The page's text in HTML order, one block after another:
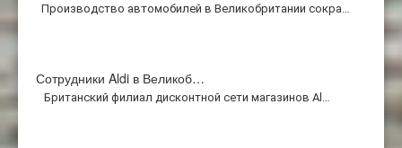
Производство автомобилей в Великобритании сокра…
Сотрудники Aldi в Великоб…
Британский филиал дисконтной сети магазинов Al…